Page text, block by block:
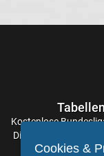
Programm
Kostenlose
Die Aktualisierung
Sie stets auf
Cookies &